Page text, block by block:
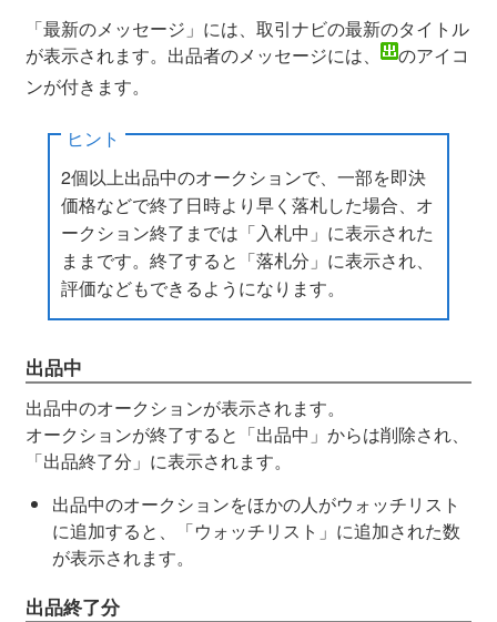
「最新のメッセージ」には、取引ナビの最新のタイトル
が表示されます。出品者のメッセージには、
のアイコ
ンが付きます。
ヒント
2個以上出品中のオークションで、一部を即決
価格などで終了日時より早く落札した場合、オ
ークション終了までは「入札中」に表示された
ままです。終了すると「落札分」に表示され、
評価などもできるようになります。
出品中
出品中のオークションが表示されます。
オークションが終了すると「出品中」からは削除され、
「出品終了分」に表示されます。
出品中のオークションをほかの人がウォッチリスト
に追加すると、「ウォッチリスト」に追加された数
が表示されます。
出品終了分